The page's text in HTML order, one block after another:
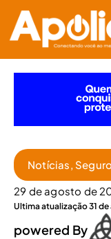
Notícias,
29 de agosto de
Ultima atualização 31
powered By